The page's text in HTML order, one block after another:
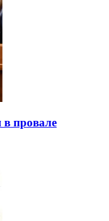
провале